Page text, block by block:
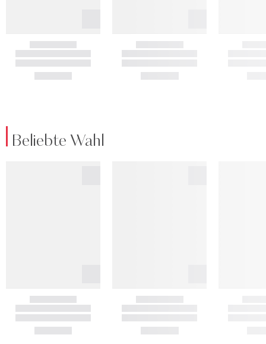
Beliebte Wahl